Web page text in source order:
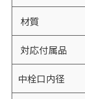
材質
対応付属品
中栓口内径